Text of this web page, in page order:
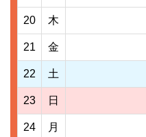
20 木
21 金
22 土
23 日
24 月